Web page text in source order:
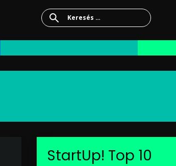
Keresés:
StartUp! Top 10